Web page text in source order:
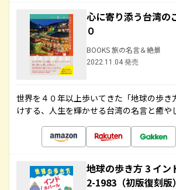
心に寄り添う台湾の
０
BOOKS 旅の名言＆絶景
2022.11.04 発売
世界を４０年以上歩いてきた「地球の歩き
けする、人生を輝かせる台湾の名言と癒や
地球の歩き方 3 イン
2-1983（初版復刻版）